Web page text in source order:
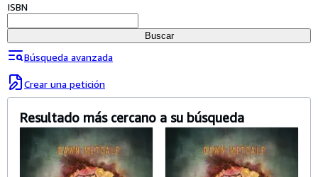
Vendedores
Comenzar a vender
ISBN
Buscar
Búsqueda avanzada
Crear una petición
Resultado más cercano a su búsqueda